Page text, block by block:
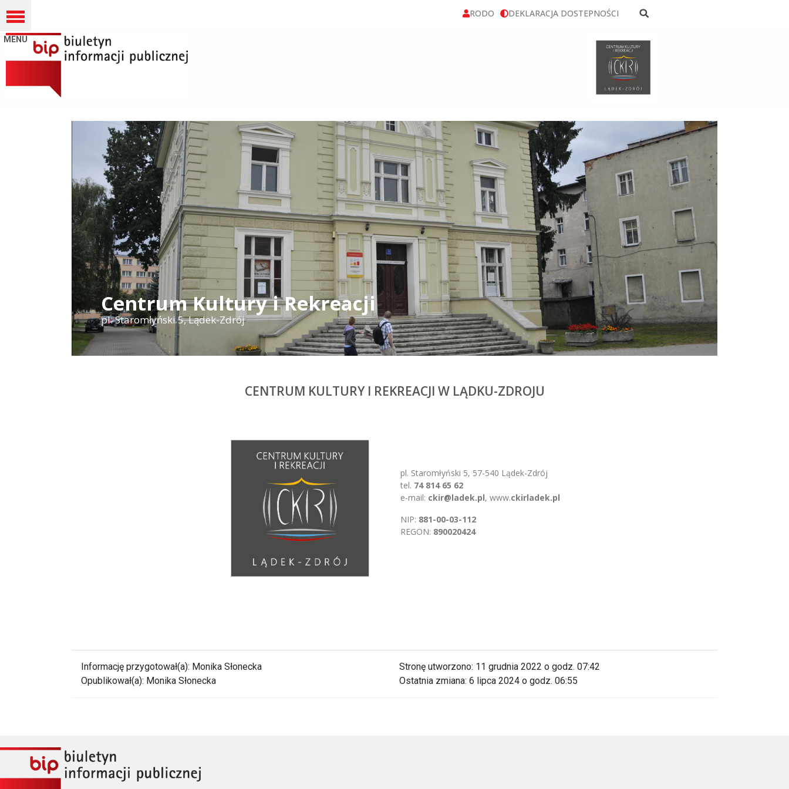
RODO DEKLARACJA DOSTEPNOŚCI
Centrum Kultury i Rekreacji
pl. Staromłyński 5, Lądek-Zdrój
CENTRUM KULTURY I REKREACJI W LĄDKU-ZDROJU
pl. Staromłyński 5, 57-540 Lądek-Zdrój
tel. 74 814 65 62
e-mail: ckir@ladek.pl, www.ckirladek.pl
NIP: 881-00-03-112
REGON: 890020424
Informację przygotował(a): Monika Słonecka
Opublikował(a): Monika Słonecka
Stronę utworzono: 11 grudnia 2022 o godz. 07:42
Ostatnia zmiana: 6 lipca 2024 o godz. 06:55